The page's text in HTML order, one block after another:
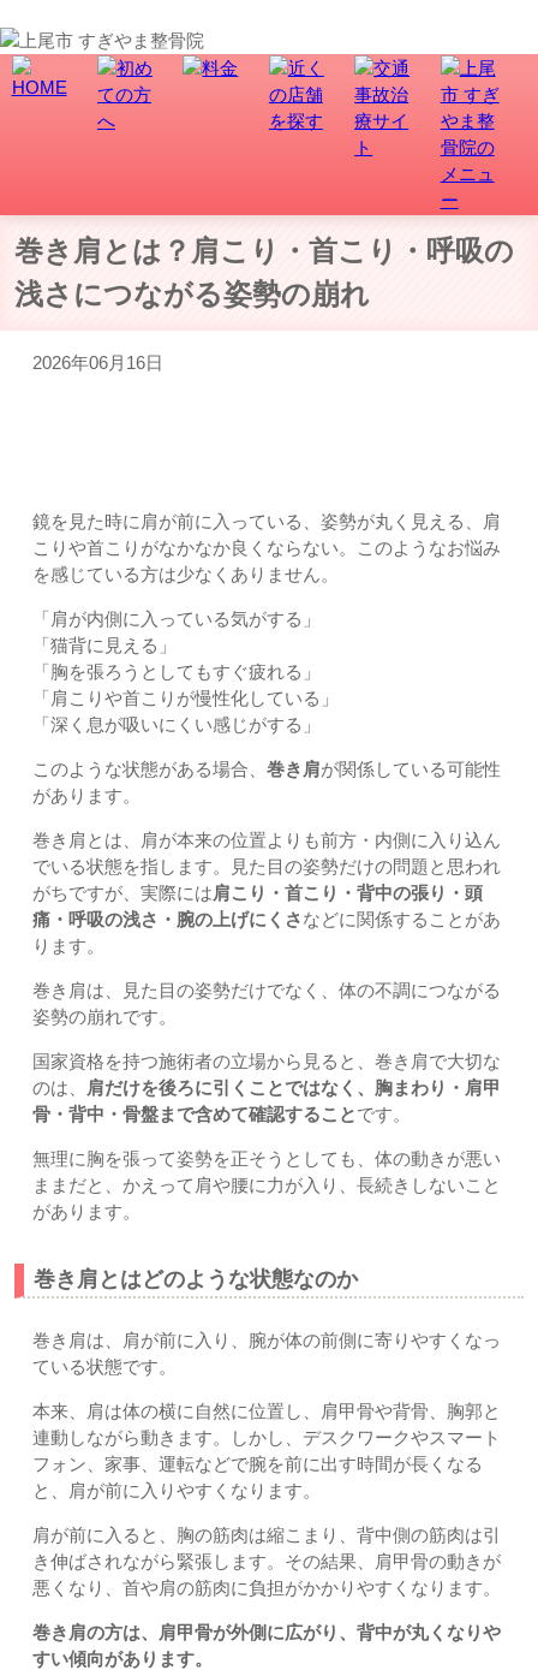
巻き肩とは？肩こり・首こり・呼吸の
浅さにつながる姿勢の崩れ
2026年06月16日
鏡を見た時に肩が前に入っている、姿勢が丸く見える、肩
こりや首こりがなかなか良くならない。このようなお悩み
を感じている方は少なくありません。
「肩が内側に入っている気がする」
「猫背に見える」
「胸を張ろうとしてもすぐ疲れる」
「肩こりや首こりが慢性化している」
「深く息が吸いにくい感じがする」
このような状態がある場合、 巻き肩が関係している可能性
があります。
巻き肩とは、肩が本来の位置よりも前方・内側に入り込ん
でいる状態を指します。見た目の姿勢だけの問題と思われ
がちですが、実際には肩こり・首こり・背中の張り・頭
痛・呼吸の浅さ・腕の上げにくさなどに関係することがあ
ります。
巻き肩は、見た目の姿勢だけでなく、体の不調につながる
姿勢の崩れです。
国家資格を持つ施術者の立場から見ると、巻き肩で大切な
のは、
肩だけを後ろに引くことではなく、胸まわり・肩甲
骨・背中・骨盤まで含めて確認することです。
無理に胸を張って姿勢を正そうとしても、体の動きが悪い
ままだと、かえって肩や腰に力が入り、長続きしないこと
があります。
巻き肩とはどのような状態なのか
巻き肩は、肩が前に入り、腕が体の前側に寄りやすくなっ
ている状態です。
本来、肩は体の横に自然に位置し、肩甲骨や背骨、胸郭と
連動しながら動きます。しかし、デスクワークやスマート
フォン、家事、運転などで腕を前に出す時間が長くなる
と、肩が前に入りやすくなります。
肩が前に入ると、胸の筋肉は縮こまり、背中側の筋肉は引
き伸ばされながら緊張します。その結果、肩甲骨の動きが
悪くなり、首や肩の筋肉に負担がかかりやすくなります。
巻き肩の方は、肩甲骨が外側に広がり、背中が丸くなりや
すい傾向があります。